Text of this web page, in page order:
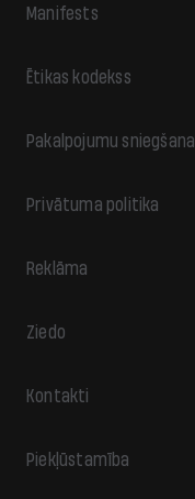
Manifests
Ētikas kodekss
Pakalpojumu
Privātuma politika
Reklāma
Ziedo
Kontakti
Piekļūstamība